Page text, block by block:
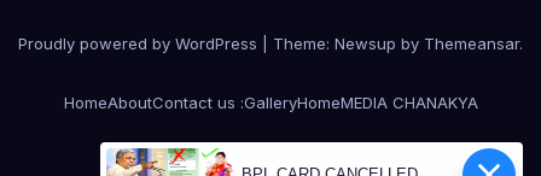
Proudly powered by WordPress Theme: Newsup by Themeansar.
HomeAboutContact us :GalleryHomeMEDIA CHANAKYA
Raita Nidhi Application Privacy Policy